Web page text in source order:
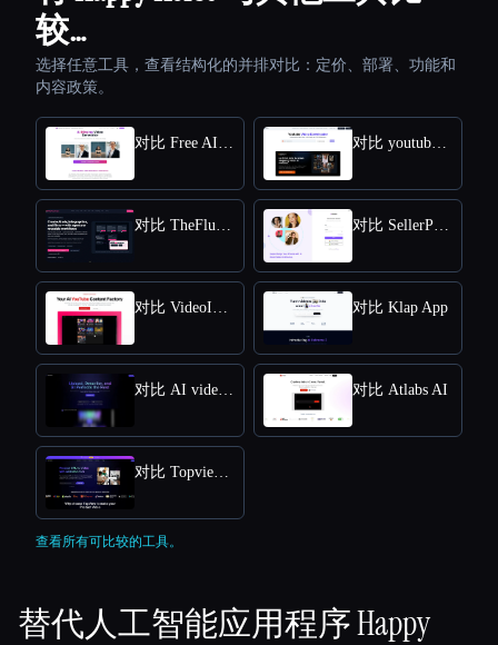
较…
选择任意工具，查看结构化的并排对比：定价、部署、功能和
内容政策。
对比 Klap App
对比 Atlabs AI
查看所有可比较的工具。
替代人工智能应用程序Happy